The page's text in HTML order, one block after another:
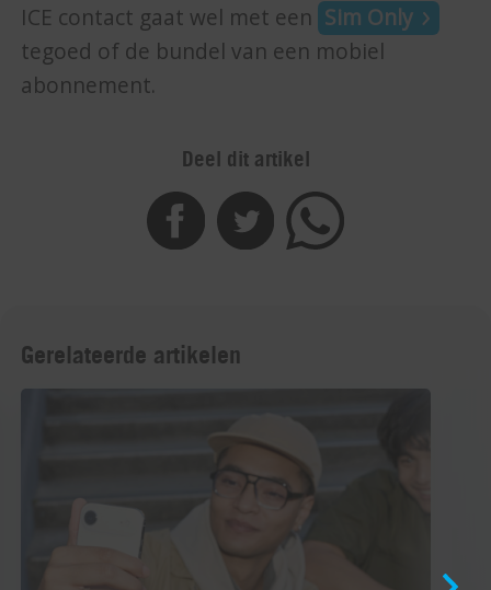
ICE contact gaat wel met een Sim Only
tegoed of de bundel van een mobiel
abonnement.
Deel dit artikel
Gerelateerde artikelen